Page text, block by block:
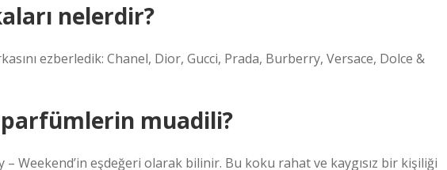
nelerdir?
ezberledik: Chanel, Dior, Gucci, Prada, Burberry, Versace, Dolce &
muadili?
Weekend’in eşdeğeri olarak bilinir. Bu koku rahat ve kaygısız bir kişiliği